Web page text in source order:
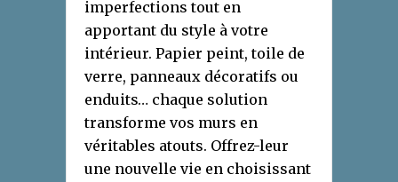
imperfections tout en
apportant du style à votre
intérieur. Papier peint, toile de
verre, panneaux décoratifs ou
enduits… chaque solution
transforme vos murs en
véritables atouts. Offrez-leur
une nouvelle vie en choisissant